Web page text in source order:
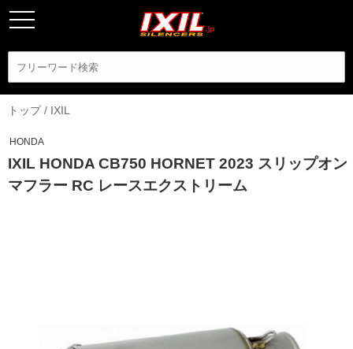
トップ/ IXIL
HONDA
IXIL HONDA CB750 HORNET 2023 スリップオン
マフラー RC レースエクストリーム